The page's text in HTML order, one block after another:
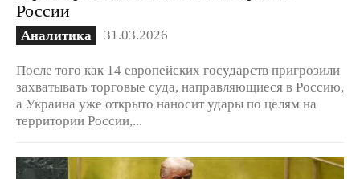
России
Аналитика 31.03.2026
После того как 14 европейских государств пригрозили
захватывать торговые суда, направляющиеся в Россию,
а Украина уже открыто наносит удары по целям на
территории России,...